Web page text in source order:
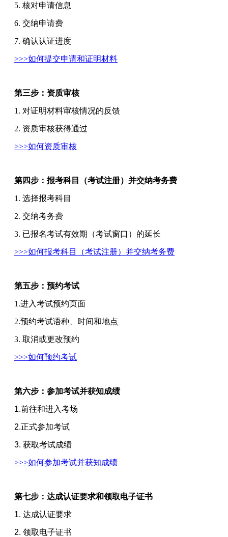
5. 核对申请信息
6. 交纳申请费
7. 确认认证进度
>>>如何提交申请和证明材料
第三步：资质审核
1. 对证明材料审核情况的反馈
2. 资质审核获得通过
>>>如何资质审核
第四步：报考科目（考试注册）并交纳考务费
1. 选择报考科目
2. 交纳考务费
3. 已报名考试有效期（考试窗口）的延长
>>>如何报考科目（考试注册）并交纳考务费
第五步：预约考试
1.进入考试预约页面
2.预约考试语种、时间和地点
3. 取消或更改预约
>>>如何预约考试
第六步：参加考试并获知成绩
1.前往和进入考场
2.正式参加考试
3. 获取考试成绩
>>>如何参加考试并获知成绩
第七步：达成认证要求和领取电子证书
1. 达成认证要求
2. 领取电子证书